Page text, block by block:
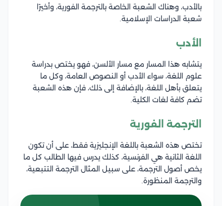
بالأدب، وهناك الشعبة الخاصة بالترجمة الفورية، وأخيرًا
شعبة الدراسات الإسلامية.
الأدب
يتشابه هذا المسار مع مسار الألسن، فهو يختص بدراسة
علوم اللغة، سواء الأدب أو النصوص العامة، وكل ما
يتعلق بأهل اللغة، بالإضافة إلى ذلك، فإن هذه الشعبة
تضم كافة لغات الكلية.
الترجمة الفورية
تختص هذه الشعبة باللغة الإنجليزية فقط، على أن تكون
اللغة الثانية هي الفرنسية، كذلك يدرس فيها الطالب كل ما
يخص أصول الترجمة، على سبيل المثال الترجمة التتبعية،
والترجمة المنظورة.